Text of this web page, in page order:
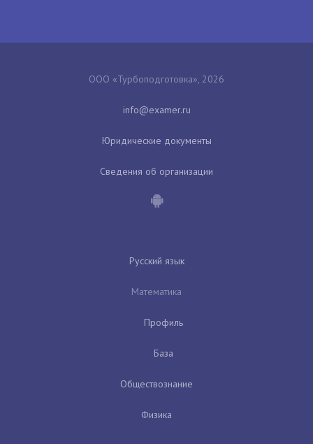
ООО «Турбоподготовка», 2026
Юридические документы
Сведения об организации
Русский язык
Математика
Профиль
База
Обществознание
Физика